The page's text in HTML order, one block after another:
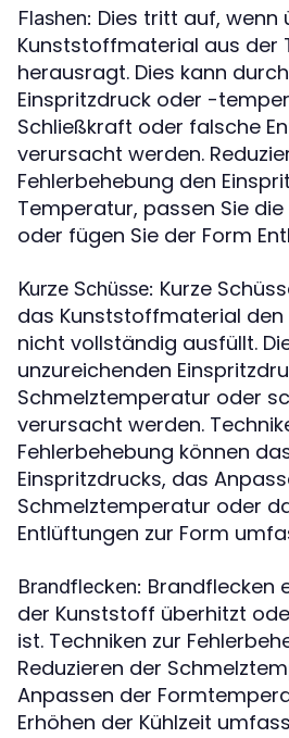
Flashen: Dies tritt auf, wenn
Kunststoffmaterial aus der
herausragt. Dies kann
Einspritzdruck oder -
Schließkraft oder falsche
verursacht werden.
Fehlerbehebung den
Temperatur, passen Sie
oder fügen Sie der Form
Kurze Schüsse: Kurze
das Kunststoffmaterial
nicht vollständig ausfüllt.
unzureichenden
Schmelztemperatur oder
verursacht werden.
Fehlerbehebung können
Einspritzdrucks, das
Schmelztemperatur oder
Entlüftungen zur Form
Brandflecken: Brandflecken
der Kunststoff überhitzt
ist. Techniken zur
Reduzieren der
Anpassen der
Erhöhen der Kühlzeit